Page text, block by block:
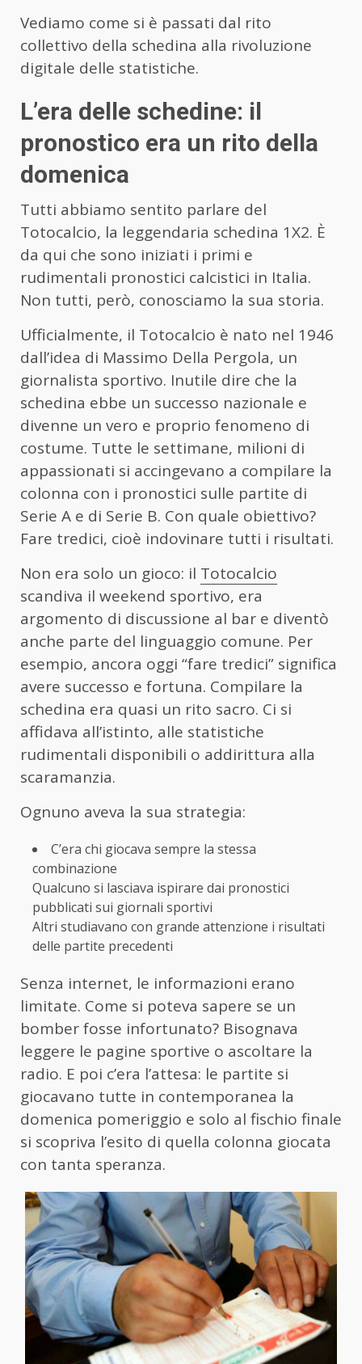
Vediamo come si è passati dal rito
collettivo della schedina alla rivoluzione
digitale delle statistiche.
L’era delle schedine: il
pronostico era un rito della
domenica
Tutti abbiamo sentito parlare del
Totocalcio, la leggendaria schedina 1X2. È
da qui che sono iniziati i primi e
rudimentali pronostici calcistici in Italia.
Non tutti, però, conosciamo la sua storia.
Ufficialmente, il Totocalcio è nato nel 1946
dall’idea di Massimo Della Pergola, un
giornalista sportivo. Inutile dire che la
schedina ebbe un successo nazionale e
divenne un vero e proprio fenomeno di
costume. Tutte le settimane, milioni di
appassionati si accingevano a compilare la
colonna con i pronostici sulle partite di
Serie A e di Serie B. Con quale obiettivo?
Fare tredici, cioè indovinare tutti i risultati.
Non era solo un gioco: il Totocalcio
scandiva il weekend sportivo, era
argomento di discussione al bar e diventò
anche parte del linguaggio comune. Per
esempio, ancora oggi “fare tredici” significa
avere successo e fortuna. Compilare la
schedina era quasi un rito sacro. Ci si
affidava all’istinto, alle statistiche
rudimentali disponibili o addirittura alla
scaramanzia.
Ognuno aveva la sua strategia:
C’era chi giocava sempre la stessa
combinazione
Qualcuno si lasciava ispirare dai pronostici
pubblicati sui giornali sportivi
Altri studiavano con grande attenzione i risultati
delle partite precedenti
Senza internet, le informazioni erano
limitate. Come si poteva sapere se un
bomber fosse infortunato? Bisognava
leggere le pagine sportive o ascoltare la
radio. E poi c’era l’attesa: le partite si
giocavano tutte in contemporanea la
domenica pomeriggio e solo al fischio finale
si scopriva l’esito di quella colonna giocata
con tanta speranza.